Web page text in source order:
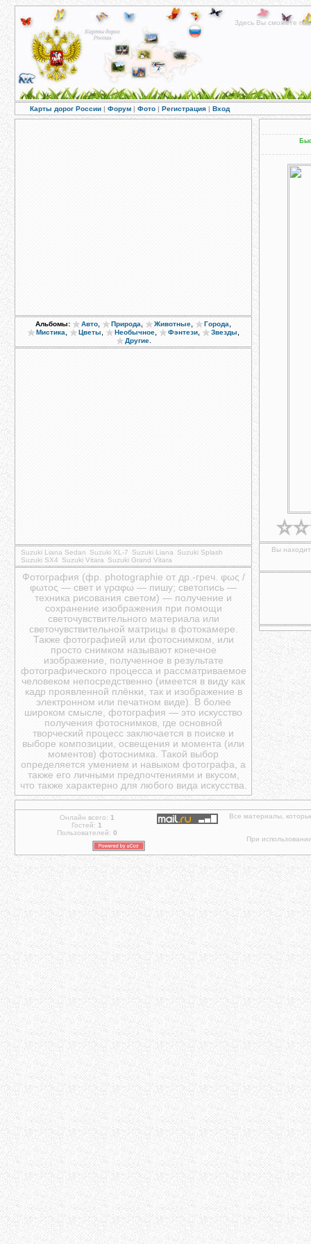
Здесь Вы сможете
Карты дорог России | Форум | Фото | Регистрация | Вход
Альбомы: Авто Природа Животные Города
Мистика Цветы Необычное Фэнтези Звезды
Другие.
Suzuki Liana Sedan Suzuki XL-7 Suzuki Liana
Suzuki Splash
Suzuki SX4
Suzuki Vitara Suzuki Grand Vitara
Фотография (фр. photographie от др.-греч. φως /
φωτος — свет и γραφω — пишу; светопись —
техника рисования светом) — получение и
сохранение изображения при помощи
светочувствительного материала или
светочувствительной матрицы в фотокамере.
Также фотографией или фотоснимком, или
просто снимком называют конечное
изображение, полученное в результате
фотографического процесса и рассматриваемое
человеком непосредственно (имеется в виду как
кадр проявленной плёнки, так и изображение в
электронном или печатном виде). В более
широком смысле, фотография — это искусство
получения фотоснимков, где основной
творческий процесс заключается в поиске и
выборе композиции, освещения и момента (или
моментов) фотоснимка. Такой выбор
определяется умением и навыком фотографа, а
также его личными предпочтениями и вкусом,
что также характерно для любого вида искусства.
Вы
Онлайн всего: 1
Гостей: 1
Пользователей: 0
Все материалы,
При